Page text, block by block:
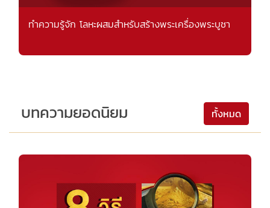
ทำความรู้จัก โลหะผสมสำหรับสร้างพระเครื่องพระบูชา
บทความยอดนิยม ทั้งหมด